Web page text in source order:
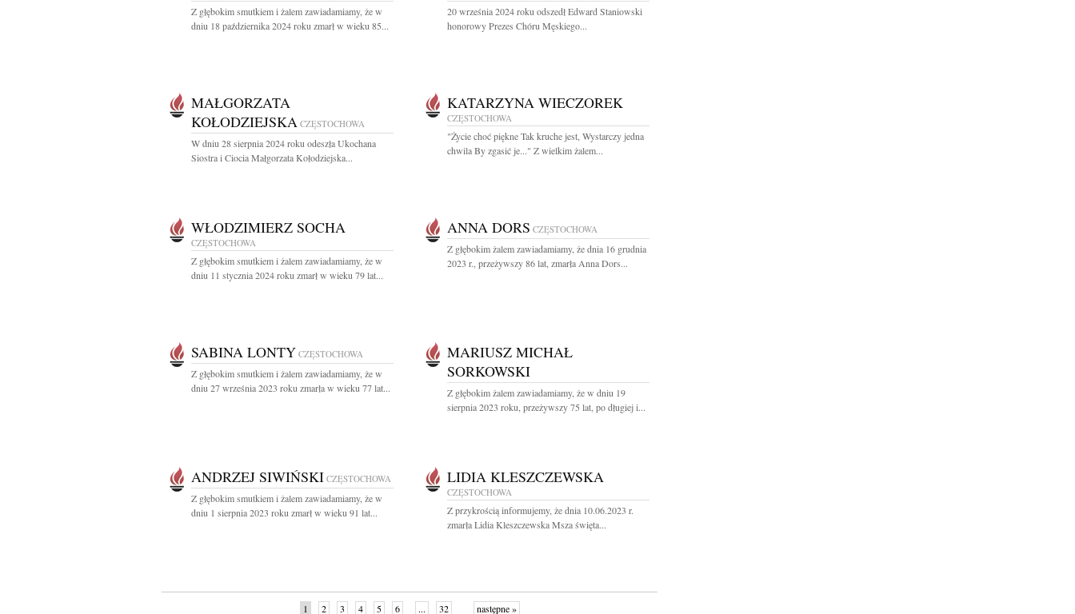
Z głębokim smutkiem i żalem zawiadamiamy, że w
dniu 18 października 2024 roku zmarł w wieku 85...
20 września 2024 roku odszedł Edward Staniowski
honorowy Prezes Chóru Męskiego...
MAŁGORZATA
KOŁODZIEJSKA CZĘSTOCHOWA
W dniu 28 sierpnia 2024 roku odeszła Ukochana
Siostra i Ciocia Małgorzata Kołodziejska...
KATARZYNA WIECZOREK
CZĘSTOCHOWA
"Życie choć piękne Tak kruche jest, Wystarczy jedna
chwila By zgasić je..." Z wielkim żalem...
WŁODZIMIERZ SOCHA
CZĘSTOCHOWA
Z głębokim smutkiem i żalem zawiadamiamy, że w
dniu 11 stycznia 2024 roku zmarł w wieku 79 lat...
ANNA DORS CZĘSTOCHOWA
Z głębokim żalem zawiadamiamy, że dnia 16 grudnia
2023 r., przeżywszy 86 lat, zmarła Anna Dors...
SABINA LONTY CZĘSTOCHOWA
Z głębokim smutkiem i żalem zawiadamiamy, że w
dniu 27 września 2023 roku zmarła w wieku 77 lat...
MARIUSZ MICHAŁ
SORKOWSKI
Z głębokim żalem zawiadamiamy, że w dniu 19
sierpnia 2023 roku, przeżywszy 75 lat, po długiej i...
ANDRZEJ SIWIŃSKI CZĘSTOCHOWA
Z głębokim smutkiem i żalem zawiadamiamy, że w
dniu 1 sierpnia 2023 roku zmarł w wieku 91 lat...
LIDIA KLESZCZEWSKA
CZĘSTOCHOWA
Z przykrością informujemy, że dnia 10.06.2023 r.
zmarła Lidia Kleszczewska Msza święta...
1 2 3 4 5 6 ... 32 następne »